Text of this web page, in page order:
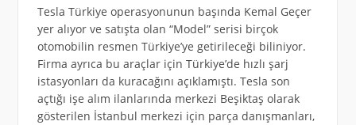
Tesla Türkiye operasyonunun başında Kemal Geçer
yer alıyor ve satışta olan “Model” serisi birçok
otomobilin resmen Türkiye’ye getirileceği biliniyor.
Firma ayrıca bu araçlar için Türkiye’de hızlı şarj
istasyonları da kuracağını açıklamıştı. Tesla son
açtığı işe alım ilanlarında merkezi Beşiktaş olarak
gösterilen İstanbul merkezi için parça danışmanları,